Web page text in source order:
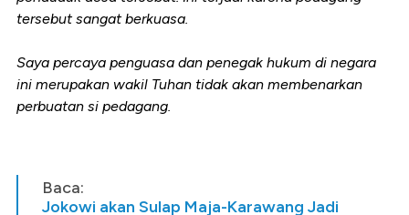
tersebut sangat berkuasa.
Saya percaya penguasa dan penegak hukum di negara
ini merupakan wakil Tuhan tidak akan membenarkan
perbuatan si pedagang.
Baca:
Jokowi akan Sulap Maja-Karawang Jadi